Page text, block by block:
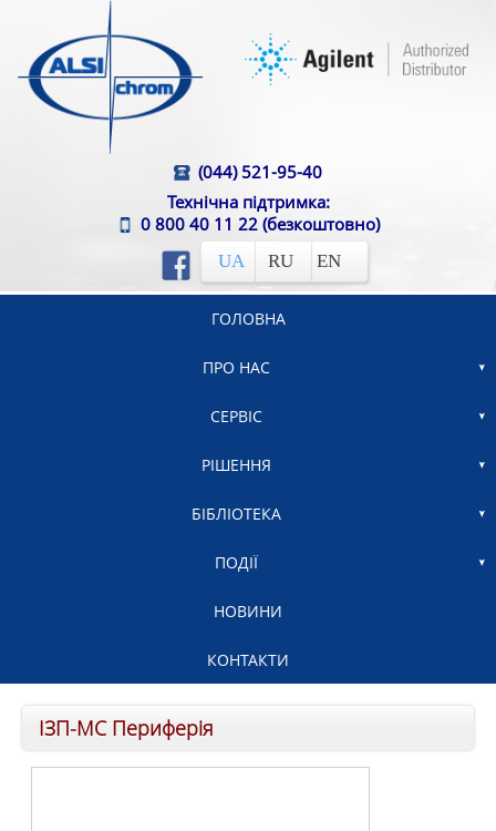
(044) 521-95-40
Технічна підтримка:
0 800 40 11 22(безкоштовно)
UA RU EN
ГОЛОВНА
ПРО НАС
СЕРВІС
РІШЕННЯ
БІБЛІОТЕКА
ПОДІЇ
НОВИНИ
КОНТАКТИ
ІЗП-МС Периферія